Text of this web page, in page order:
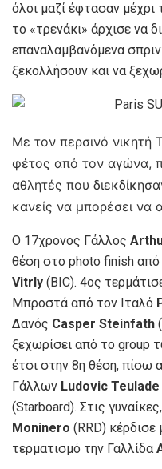
όλοι μαζί έφτασαν μέχρι
το «τρενάκι» άρχισε να
επαναλαμβανόμενα
ξεκολλήσουν και να
Με τον περσινό νικητή
φέτος από τον αγώνα,
αθλητές που
κανείς να μπορέσει να
Ο 17χρονος Γάλλος
θέση στο photo finish από
Vitrly (BIC). 4ος
Μπροστά από τον Ιταλό
Δανός Casper Steinfath
ξεχωρίσει από το group
έτσι στην 8η θέση, πίσω
Γάλλων Ludovic Teulade
(Starboard). Στις
Moninero (RRD)
τερματισμό την Γαλλίδα